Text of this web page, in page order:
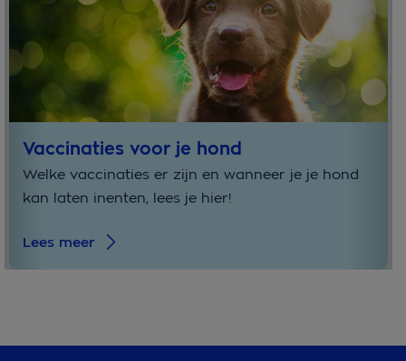
Vaccinaties voor je hond
Welke vaccinaties er zijn en wanneer je je hond
kan laten inenten, lees je hier!
Lees meer